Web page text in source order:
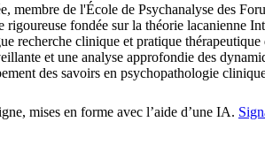
membre de l'École de Psychanalyse des
fondée sur la théorie lacanienne
recherche clinique et pratique
et une analyse approfondie des
des savoirs en psychopathologie
mises en forme avec l’aide d’une IA.